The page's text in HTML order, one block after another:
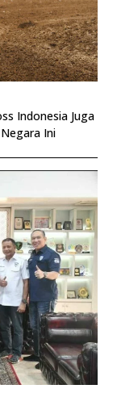
Indonesia Juga
Ini